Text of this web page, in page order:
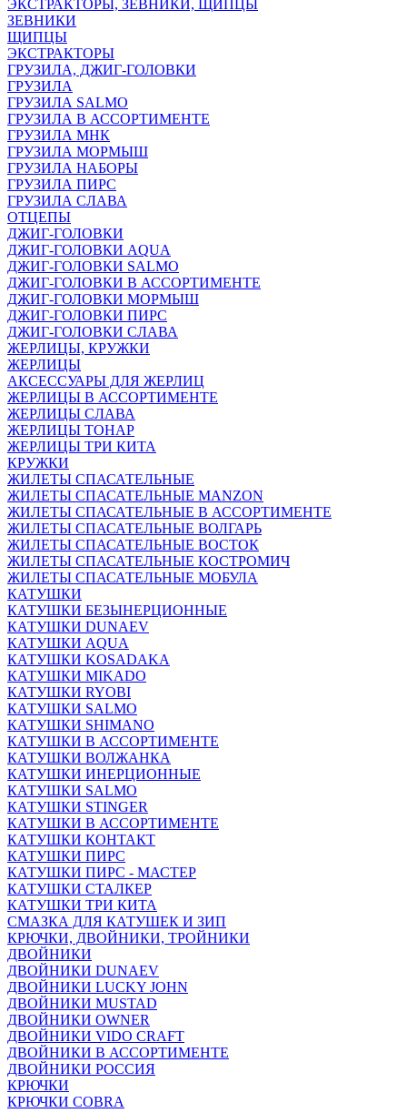
ЭКСТРАКТОРЫ, ЗЕВНИКИ, ЩИПЦЫ
ЗЕВНИКИ
ЩИПЦЫ
ЭКСТРАКТОРЫ
ГРУЗИЛА, ДЖИГ-ГОЛОВКИ
ГРУЗИЛА
ГРУЗИЛА SALMO
ГРУЗИЛА В АССОРТИМЕНТЕ
ГРУЗИЛА МНК
ГРУЗИЛА МОРМЫШ
ГРУЗИЛА НАБОРЫ
ГРУЗИЛА ПИРС
ГРУЗИЛА СЛАВА
ОТЦЕПЫ
ДЖИГ-ГОЛОВКИ
ДЖИГ-ГОЛОВКИ AQUA
ДЖИГ-ГОЛОВКИ SALMO
ДЖИГ-ГОЛОВКИ В АССОРТИМЕНТЕ
ДЖИГ-ГОЛОВКИ МОРМЫШ
ДЖИГ-ГОЛОВКИ ПИРС
ДЖИГ-ГОЛОВКИ СЛАВА
ЖЕРЛИЦЫ, КРУЖКИ
ЖЕРЛИЦЫ
АКСЕССУАРЫ ДЛЯ ЖЕРЛИЦ
ЖЕРЛИЦЫ В АССОРТИМЕНТЕ
ЖЕРЛИЦЫ СЛАВА
ЖЕРЛИЦЫ ТОНАР
ЖЕРЛИЦЫ ТРИ КИТА
КРУЖКИ
ЖИЛЕТЫ СПАСАТЕЛЬНЫЕ
ЖИЛЕТЫ СПАСАТЕЛЬНЫЕ MANZON
ЖИЛЕТЫ СПАСАТЕЛЬНЫЕ В АССОРТИМЕНТЕ
ЖИЛЕТЫ СПАСАТЕЛЬНЫЕ ВОЛГАРЬ
ЖИЛЕТЫ СПАСАТЕЛЬНЫЕ ВОСТОК
ЖИЛЕТЫ СПАСАТЕЛЬНЫЕ КОСТРОМИЧ
ЖИЛЕТЫ СПАСАТЕЛЬНЫЕ МОБУЛА
КАТУШКИ
КАТУШКИ БЕЗЫНЕРЦИОННЫЕ
КАТУШКИ DUNAEV
КАТУШКИ AQUA
КАТУШКИ KOSADAKA
КАТУШКИ MIKADO
КАТУШКИ RYOBI
КАТУШКИ SALMO
КАТУШКИ SHIMANO
КАТУШКИ В АССОРТИМЕНТЕ
КАТУШКИ ВОЛЖАНКА
КАТУШКИ ИНЕРЦИОННЫЕ
КАТУШКИ SALMO
КАТУШКИ STINGER
КАТУШКИ В АССОРТИМЕНТЕ
КАТУШКИ КОНТАКТ
КАТУШКИ ПИРС
КАТУШКИ ПИРС - МАСТЕР
КАТУШКИ СТАЛКЕР
КАТУШКИ ТРИ КИТА
СМАЗКА ДЛЯ КАТУШЕК И ЗИП
КРЮЧКИ, ДВОЙНИКИ, ТРОЙНИКИ
ДВОЙНИКИ
ДВОЙНИКИ DUNAEV
ДВОЙНИКИ LUCKY JOHN
ДВОЙНИКИ MUSTAD
ДВОЙНИКИ OWNER
ДВОЙНИКИ VIDO CRAFT
ДВОЙНИКИ В АССОРТИМЕНТЕ
ДВОЙНИКИ РОССИЯ
КРЮЧКИ
КРЮЧКИ COBRA